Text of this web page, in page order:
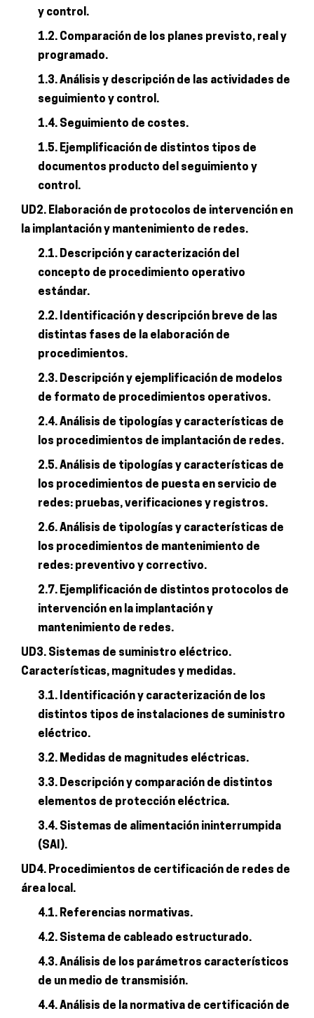
y control.
1.2. Comparación de los planes previsto, real y
programado.
1.3. Análisis y descripción de las actividades de
seguimiento y control.
1.4. Seguimiento de costes.
1.5. Ejemplificación de distintos tipos de
documentos producto del seguimiento y
control.
UD2. Elaboración de protocolos de intervención en
la implantación y mantenimiento de redes.
2.1. Descripción y caracterización del
concepto de procedimiento operativo
estándar.
2.2. Identificación y descripción breve de las
distintas fases de la elaboración de
procedimientos.
2.3. Descripción y ejemplificación de modelos
de formato de procedimientos operativos.
2.4. Análisis de tipologías y características de
los procedimientos de implantación de redes.
2.5. Análisis de tipologías y características de
los procedimientos de puesta en servicio de
redes: pruebas, verificaciones y registros.
2.6. Análisis de tipologías y características de
los procedimientos de mantenimiento de
redes: preventivo y correctivo.
2.7. Ejemplificación de distintos protocolos de
intervención en la implantación y
mantenimiento de redes.
UD3. Sistemas de suministro eléctrico.
Características, magnitudes y medidas.
3.1. Identificación y caracterización de los
distintos tipos de instalaciones de suministro
eléctrico.
3.2. Medidas de magnitudes eléctricas.
3.3. Descripción y comparación de distintos
elementos de protección eléctrica.
3.4. Sistemas de alimentación ininterrumpida
(SAI).
UD4. Procedimientos de certificación de redes de
área local.
4.1. Referencias normativas.
4.2. Sistema de cableado estructurado.
4.3. Análisis de los parámetros característicos
de un medio de transmisión.
4.4. Análisis de la normativa de certificación de